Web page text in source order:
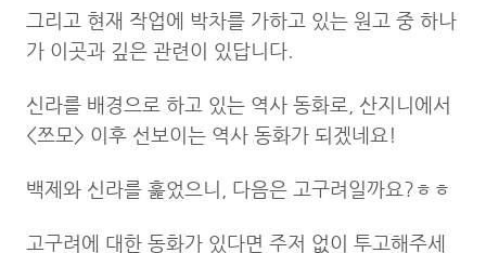
그리고 현재 작업에 박차를 가하고 있는 원고 중 하나
가 이곳과 깊은 관련이 있답니다.
신라를 배경으로 하고 있는 역사 동화로, 산지니에서
<쯔모> 이후 선보이는 역사 동화가 되겠네요!
백제와 신라를 훑었으니, 다음은 고구려일까요?ㅎㅎ
고구려에 대한 동화가 있다면 주저 없이 투고해주세